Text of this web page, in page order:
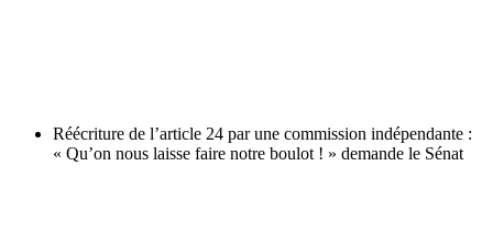
Réécriture de l’article 24 par une commission indépendante :
« Qu’on nous laisse faire notre boulot ! » demande le Sénat